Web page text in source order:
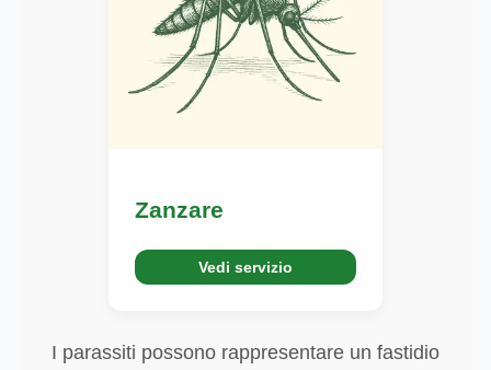
Zanzare
Vedi servizio
I parassiti possono rappresentare un fastidio